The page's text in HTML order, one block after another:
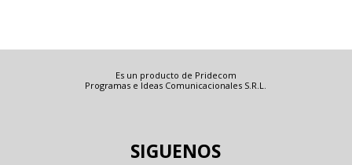
Es un producto de Pridecom
Programas e Ideas Comunicacionales S.R.L.
SIGUENOS